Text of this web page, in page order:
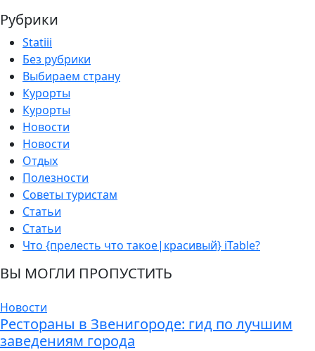
Рубрики
Statiii
Без рубрики
Выбираем страну
Курорты
Курорты
Новости
Новости
Отдых
Полезности
Советы туристам
Статьи
Статьи
Что {прелесть что такое|красивый} iTable?
ВЫ МОГЛИ ПРОПУСТИТЬ
Новости
Рестораны в Звенигороде: гид по лучшим
заведениям города